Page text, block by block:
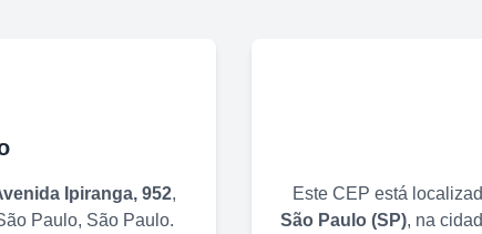
Ipiranga, 952,
Paulo, São Paulo.
Este CEP está
São Paulo (SP), na